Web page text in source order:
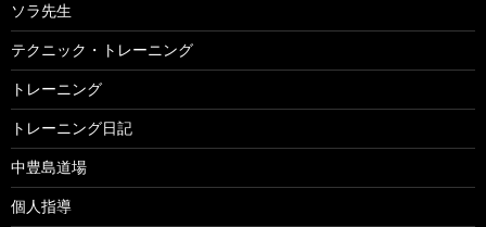
ソラ先生
テクニック・トレーニング
トレーニング
トレーニング日記
中豊島道場
個人指導